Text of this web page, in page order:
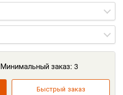
Минимальный заказ: 3
Быстрый заказ